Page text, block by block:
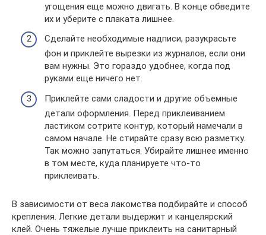
угощения еще можно двигать. В конце обведите
их и уберите с плаката лишнее.
Сделайте необходимые надписи, разукрасьте
фон и приклейте вырезки из журналов, если они
вам нужны. Это гораздо удобнее, когда под
руками еще ничего нет.
Приклейте сами сладости и другие объемные
детали оформления. Перед приклеиванием
ластиком сотрите контур, который намечали в
самом начале. Не стирайте сразу всю разметку.
Так можно запутаться. Убирайте лишнее именно
в том месте, куда планируете что-то
приклеивать.
В зависимости от веса лакомства подбирайте и способ
крепления. Легкие детали выдержит и канцелярский
клей. Очень тяжелые лучше приклеить на санитарный